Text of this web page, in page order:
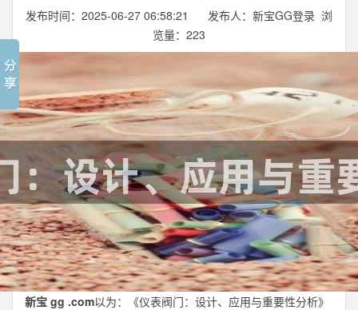
发布时间：2025-06-27 06:58:21 发布人：新宝GG登录 浏
览量： 223
新宝 gg .com以为：《仪表阀门：设计、应用与重要性分析》